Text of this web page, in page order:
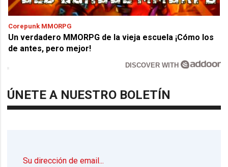
Corepunk MMORPG
Un verdadero MMORPG de la vieja escuela ¡Cómo los
de antes, pero mejor!
DISCOVER WITH
ÚNETE A NUESTRO BOLETÍN